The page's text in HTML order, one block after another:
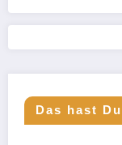
Das hast